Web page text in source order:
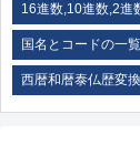
16進数,10進数,2進
国名とコードの一覧
西暦和暦泰仏歴変